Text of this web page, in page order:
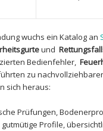
wuchs ein Katalog an
⁤und ⁣
​Bedienfehler,
⁤zu⁤
sich⁢ heraus:
Prüfungen,
⁤gutmütige⁤ Profile,